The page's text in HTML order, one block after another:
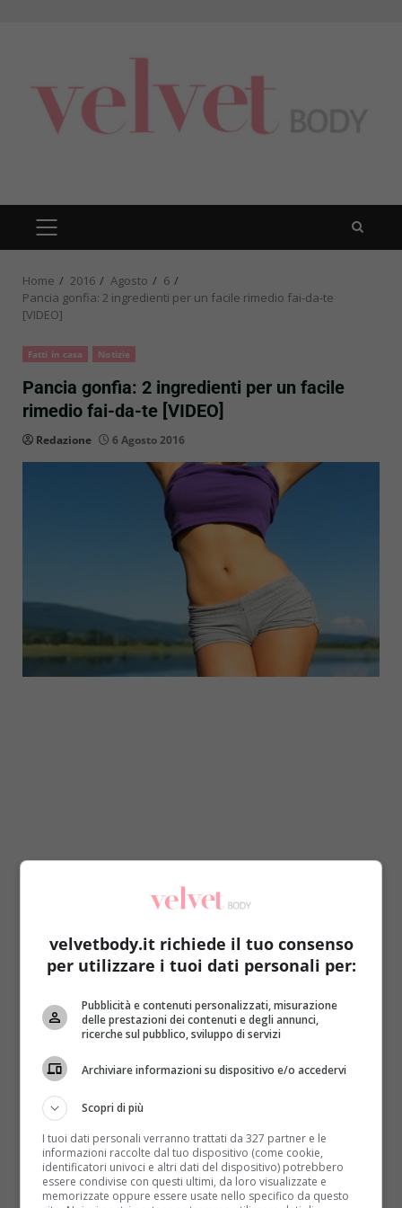
PRIMARY
MENU
Home 2016 Agosto
6
Pancia gonfia: 2 ingredienti per un facile rimedio fai-da-te
[VIDEO]
Fatti in casa Notizie
Pancia gonfia: 2 ingredienti per un facile
rimedio fai-da-te [VIDEO]
Redazione 6 Agosto 2016
Ci possono essere vari motivi per cui si ha la
pancia gonfia: alimentazione sbagliata, un modo
fermentano nello stomaco(LEGGI ANCHE: PANCIA
GONFIA, LE DONNE NE SOFFRONO PIÙ DEGLI
UOMINI: SCOPRI PERCHÉ)
l’estetica della silhouette viene danneggiata, per non
parlare della sensazione di disagio.
rimedi sono altrettanti e tra quelli più semplici è
impossibile non citare la classica bevanda
formata da limone e bicarbonato.
Quest’accoppiata vincente permette di risolvere il
problema in maniera semplice, economica, veloce e
velvetbody.it richiede il tuo consenso
per utilizzare i tuoi dati personali per:
Pubblicità e contenuti personalizzati, misurazione
delle prestazioni dei contenuti e degli annunci,
ricerche sul pubblico, sviluppo di servizi
Archiviare informazioni su dispositivo e/o accedervi
Scopri di più
I tuoi dati personali verranno trattati da 327 partner e le
informazioni raccolte dal tuo dispositivo (come cookie,
identificatori univoci e altri dati del dispositivo) potrebbero
essere condivise con questi ultimi, da loro visualizzate e
memorizzate oppure essere usate nello specifico da questo